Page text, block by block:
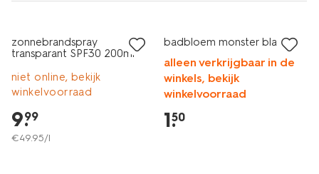
zonnebrandspray
transparant SPF30 200ml
niet online, bekijk
winkelvoorraad
9.
99
€49.95/l
badbloem monster blauw
alleen verkrijgbaar in de
winkels, bekijk
winkelvoorraad
1.
50
vegan